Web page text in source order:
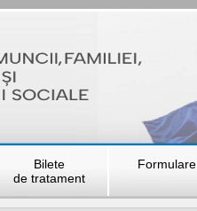
Bilete
de tratament
Formulare